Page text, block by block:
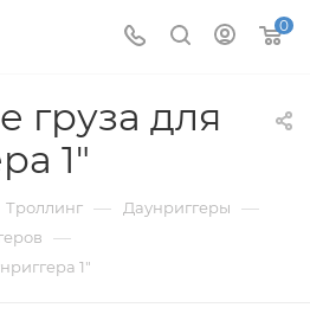
0
груза для
1"
Троллинг — Даунриггеры —
—
1"